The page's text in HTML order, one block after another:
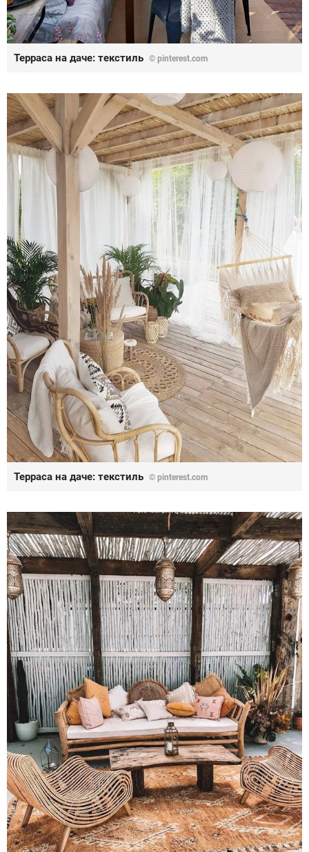
Терраса на даче: текстиль © pinterest.com
Терраса на даче: текстиль © pinterest.com